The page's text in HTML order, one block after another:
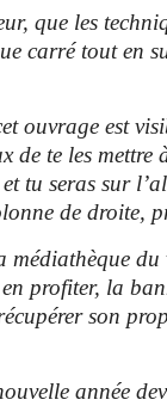
que les
carré tout en
ouvrage est
de te les mettre
tu seras sur
de droite,
du
profiter, la
son
année